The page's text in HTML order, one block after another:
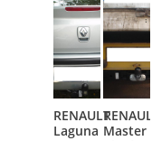
RENAULT
Laguna Master